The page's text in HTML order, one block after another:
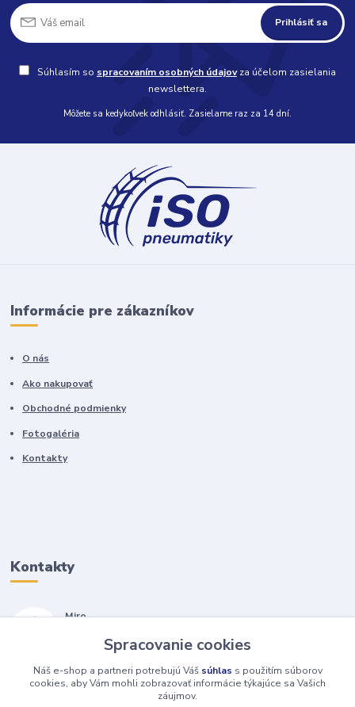
Prihlásiť sa
Súhlasím so spracovaním osobných údajovza účelom zasielania
newslettera.
Môžete sa kedykoľvek odhlásiť. Zasielame raz za 14 dní.
Informácie pre zákazníkov
O nás
Ako nakupovať
Obchodné podmienky
Fotogaléria
Kontakty
Kontakty
Miro
(Po-Pia, 7-17 hod.)
isopneumatiky@isopneumatiky.sk
Spracovanie cookies
Náš e-shop a partneri potrebujú Váš súhlas s použitím súborov
cookies, aby Vám mohli zobrazovať informácie týkajúce sa Vašich
záujmov.